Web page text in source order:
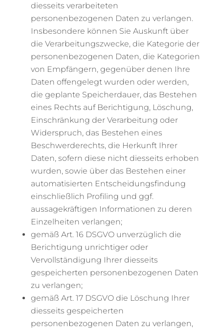
diesseits verarbeiteten
personenbezogenen Daten zu verlangen.
Insbesondere können Sie Auskunft über
die Verarbeitungszwecke, die Kategorie der
personenbezogenen Daten, die Kategorien
von Empfängern, gegenüber denen Ihre
Daten offengelegt wurden oder werden,
die geplante Speicherdauer, das Bestehen
eines Rechts auf Berichtigung, Löschung,
Einschränkung der Verarbeitung oder
Widerspruch, das Bestehen eines
Beschwerderechts, die Herkunft Ihrer
Daten, sofern diese nicht diesseits erhoben
wurden, sowie über das Bestehen einer
automatisierten Entscheidungsfindung
einschließlich Profiling und ggf.
aussagekräftigen Informationen zu deren
Einzelheiten verlangen;
gemäß Art. 16 DSGVO unverzüglich die
Berichtigung unrichtiger oder
Vervollständigung Ihrer diesseits
gespeicherten personenbezogenen Daten
zu verlangen;
gemäß Art. 17 DSGVO die Löschung Ihrer
diesseits gespeicherten
personenbezogenen Daten zu verlangen,